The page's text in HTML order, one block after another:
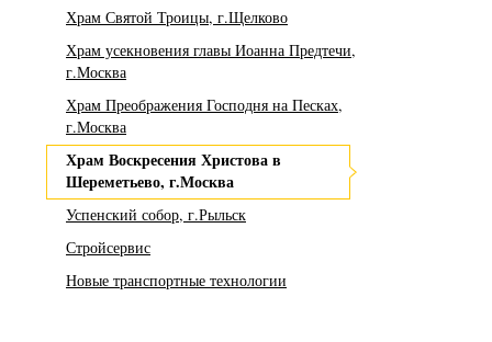
Храм Святой Троицы, г.Щелково
Храм усекновения главы Иоанна Предтечи,
г.Москва
Храм Преображения Господня на Песках,
г.Москва
Храм Воскресения Христова в
Шереметьево, г.Москва
Успенский собор, г.Рыльск
Стройсервис
Новые транспортные технологии